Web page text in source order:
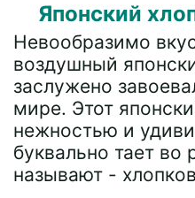
Японский
Невообразимо
воздушный
заслужено
мире. Этот
нежностью и
буквально тает во
называют -